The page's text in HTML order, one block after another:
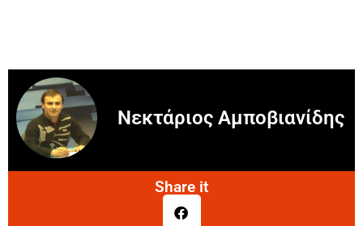
Νεκτάριος Αμποβιανίδης
Share it